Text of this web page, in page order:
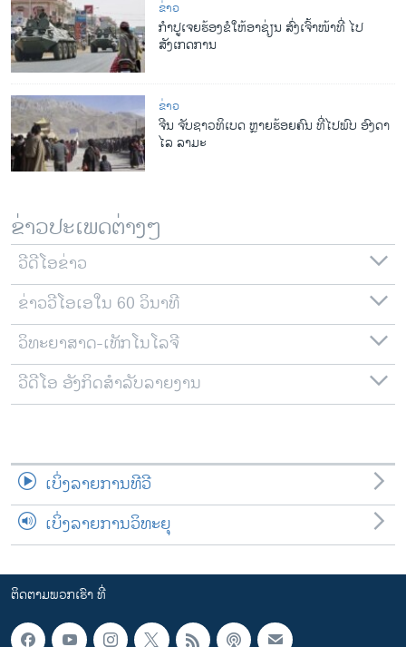
ລາຍການກະຈາຍສຽງ
ລາຍງານ
ຕິດຕາມພວກເຮົາ ທີ່
ພາສາຕ່າງໆ
ຂ່າວ
ກໍາປູເຈຍຮ້ອງຂໍໃຫ້ອາຊ່ຽນ ສົ່ງເຈົ້າໜ້າທີ່ ໄປ
ສັງເກດການ
ຂ່າວ
ຈີນ ຈັບຊາວທິເບດ ຫຼາຍຮ້ອຍຄົນ ທີ່ໄປພົບ ອົງດາ
ໄລ ລາມະ
ຂ່າວປະເພດຕ່າງໆ
ວີດີໂອຂ່າວ
ຂ່າວວີໂອເອໃນ 60 ວິນາທີ
ວິທະຍາສາດ-ເທັກໂນໂລຈີ
ວີດີໂອ ອັງກິດສຳລັບລາຍງານ
ເບິ່ງລາຍການທີວີ
ເບິ່ງລາຍການວິທະຍຸ
ຕິດຕາມພວກເຮົາ ທີ່